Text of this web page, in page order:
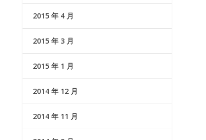
2015 年 4 月
2015 年 3 月
2015 年 1 月
2014 年 12 月
2014 年 11 月